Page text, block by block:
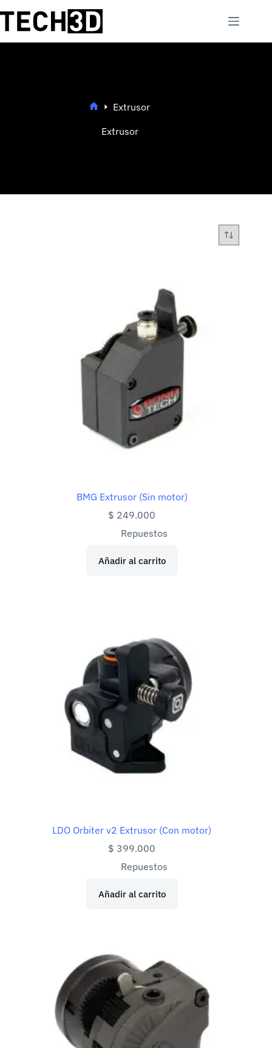
al
contenido
Extrusor
Extrusor
BMG Extrusor (Sin motor)
$ 249.000
Repuestos
Añadir al carrito
LDO Orbiter v2 Extrusor (Con motor)
$ 399.000
Repuestos
Añadir al carrito